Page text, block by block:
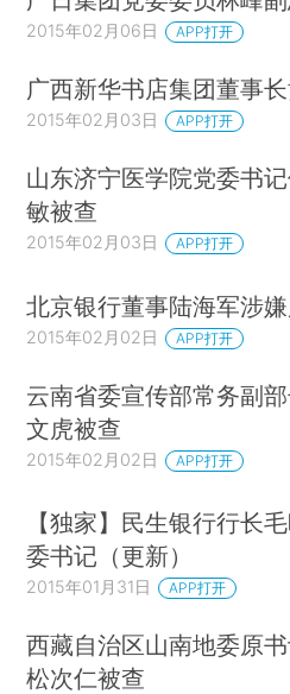
2015年02月06日 APP打开
广西新华书店集团董事
2015年02月03日 APP打开
山东济宁医学院党委书
敏被查
2015年02月03日 APP打开
北京银行董事陆海军涉
2015年02月02日 APP打开
云南省委宣传部常务副
文虎被查
2015年02月02日 APP打开
【独家】民生银行行长
委书记（更新）
2015年01月31日 APP打开
西藏自治区山南地委原
松次仁被查